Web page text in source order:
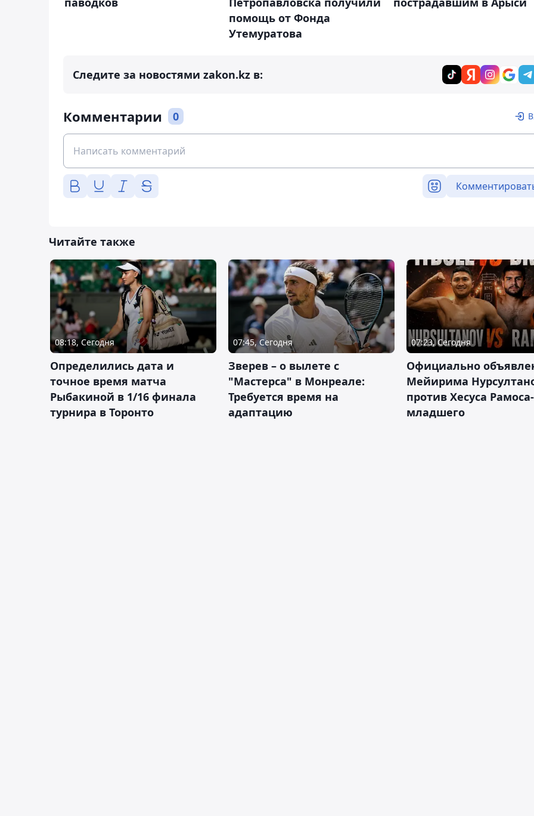
помощь от Фонда
Утемуратова
Следите за новостями zakon.kz в:
Комментарии 0
Читайте также
08:18, Сегодня
Определились дата и
точное время матча
Рыбакиной в 1/16 финала
турнира в Торонто
07:45, Сегодня
Зверев – о вылете с
"Мастерса" в Монреале:
Требуется время на
адаптацию
07:23, Сегодня
Официально
Мейирима
против Хесуса Рамоса-
младшего